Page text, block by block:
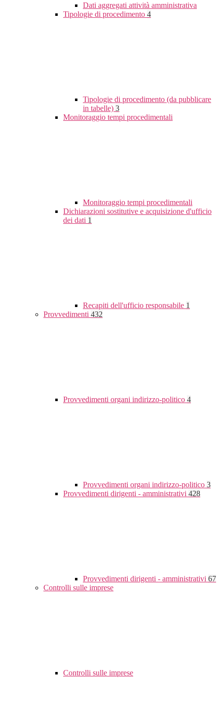
Dati aggregati attività amministrativa
Tipologie di procedimento 4
Tipologie di procedimento (da pubblicare
in tabelle) 3
Monitoraggio tempi procedimentali
Monitoraggio tempi procedimentali
Dichiarazioni sostitutive e acquisizione d'ufficio
dei dati 1
Recapiti dell'ufficio responsabile 1
Provvedimenti 432
Provvedimenti organi indirizzo-politico 4
Provvedimenti organi indirizzo-politico 3
Provvedimenti dirigenti - amministrativi 428
Provvedimenti dirigenti - amministrativi 67
Controlli sulle imprese
Controlli sulle imprese